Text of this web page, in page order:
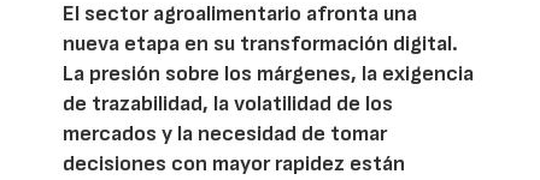
El sector agroalimentario afronta una
nueva etapa en su transformación digital.
La presión sobre los márgenes, la exigencia
de trazabilidad, la volatilidad de los
mercados y la necesidad de tomar
decisiones con mayor rapidez están